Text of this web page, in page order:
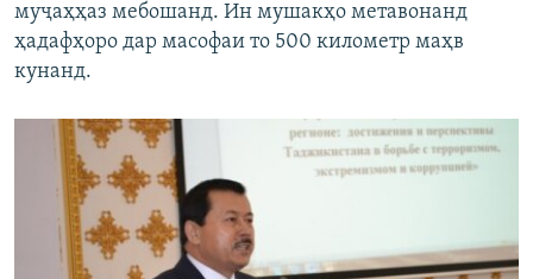
муҷаҳҳаз мебошанд. Ин мушакҳо метавонанд
ҳадафҳоро дар масофаи то 500 километр маҳв
кунанд.